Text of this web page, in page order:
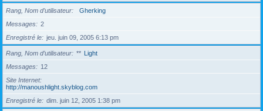
Rang, Nom d’utilisateur
Gherking
Messages
2
Enregistré le
jeu. juin 09, 2005 6:13 pm
Rang, Nom d’utilisateur ** Light
Messages
12
Site Internet
http://manoushlight.skyblog.com
Enregistré le
dim. juin 12, 2005 1:38 pm